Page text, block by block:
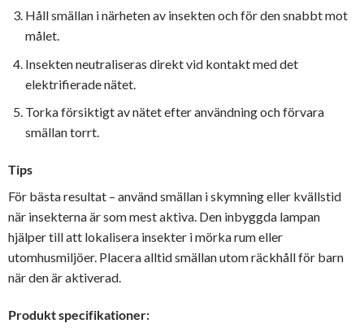
Håll smällan i närheten av insekten och för den snabbt mot
målet.
Insekten neutraliseras direkt vid kontakt med det
elektrifierade nätet.
Torka försiktigt av nätet efter användning och förvara
smällan torrt.
Tips
För bästa resultat – använd smällan i skymning eller kvällstid
när insekterna är som mest aktiva. Den inbyggda lampan
hjälper till att lokalisera insekter i mörka rum eller
utomhusmiljöer. Placera alltid smällan utom räckhåll för barn
när den är aktiverad.
Produkt specifikationer: